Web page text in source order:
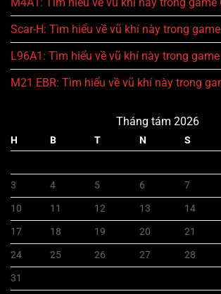
M4A1: Tìm hiểu về vũ khí này trong game
Scar-H: Tìm hiểu về vũ khí này trong
L96A1: Tìm hiểu về vũ khí này trong
M21 EBR: Tìm hiểu về vũ khí này trong
Tháng tám 2026
H B T N S
3
4 5 6 7
10
11 12 13 14
17
18 19 20 21
24
25 26 27 28
31